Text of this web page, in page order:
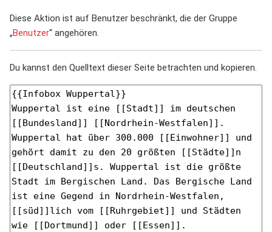
Diese Aktion ist auf Benutzer beschränkt, die der Gruppe
„Benutzer“ angehören.
Du kannst den Quelltext dieser Seite betrachten und kopieren.